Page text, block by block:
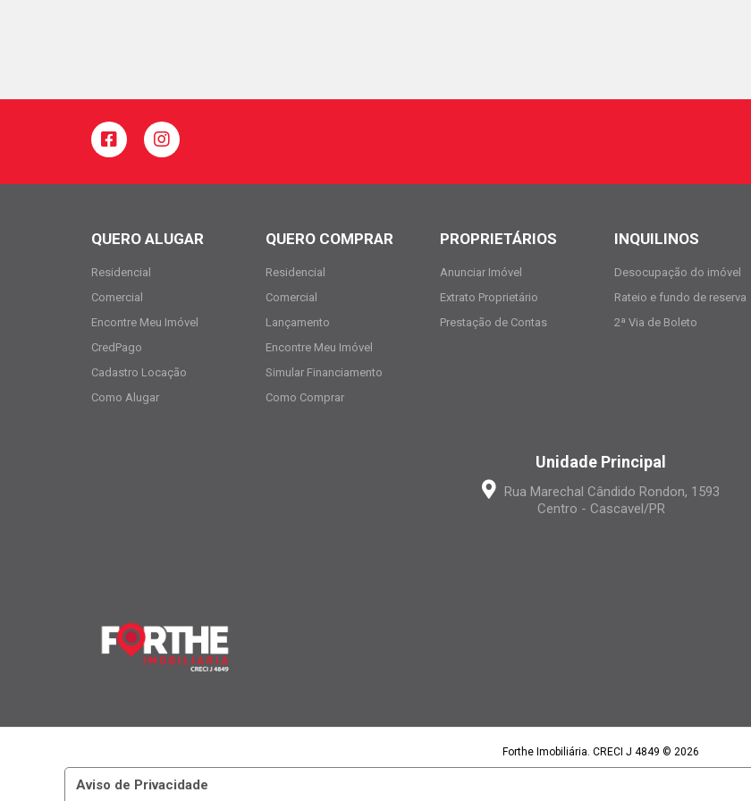
Aviso de Privacidade
QUERO ALUGAR
Residencial
Comercial
Encontre Meu Imóvel
CredPago
Cadastro Locação
Como Alugar
QUERO COMPRAR
Residencial
Comercial
Lançamento
Encontre Meu Imóvel
Simular Financiamento
Como Comprar
PROPRIETÁRIOS
Anunciar Imóvel
Extrato Proprietário
Prestação de Contas
INQUILINOS
Desocupação do imóvel
Rateio e fundo de reserva
2ª Via de Boleto
Unidade Principal
Rua Marechal Cândido Rondon, 1593
Centro - Cascavel/PR
Forthe Imobiliária. CRECI J 4849 © 2026
Forthe Imobiliária LTDA | CNPJ 15.395.886/0001-97